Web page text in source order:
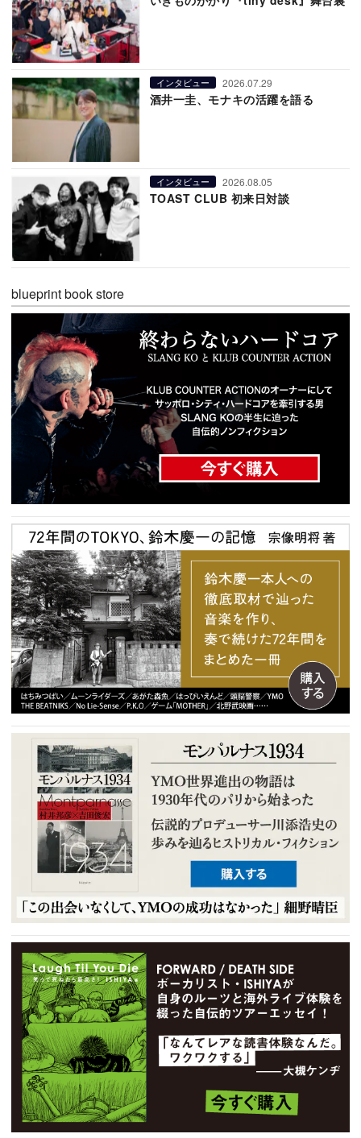
インタビュー 2026.07.29
酒井一圭、モナキの活躍を語る
インタビュー 2026.08.05
TOAST CLUB 初来日対談
blueprint book store